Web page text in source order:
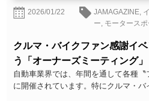
2026/01/22 JAMAGAZINE,
ー, モータースポ
クルマ・バイクファン感謝イ
う「オーナーズミーティング」
自動車業界では、年間を通して各種
に開催されています。特にクルマ・